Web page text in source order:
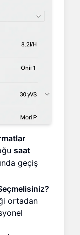
saat
geçiş
ortadan